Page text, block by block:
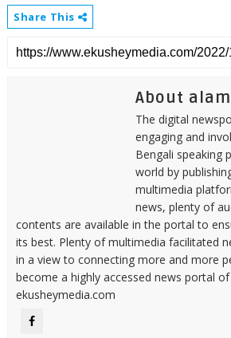
Share This
About
The digital
engaging and
Bengali speaking
world by
multimedia
news, plenty of
contents are available in the portal to
its best. Plenty of multimedia facilitated
in a view to connecting more and more
become a highly accessed news portal
ekusheymedia.com